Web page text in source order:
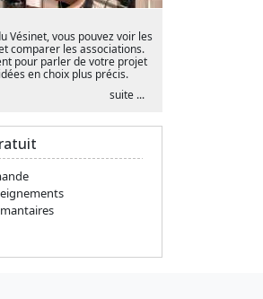
Vésinet, vous pouvez voir les
comparer les associations.
pour parler de votre projet
en choix plus précis.
suite ...